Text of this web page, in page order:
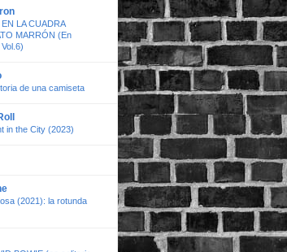
LA CUADRA
MARRÓN (En
de una camiseta
in the City (2023)
(2021): la rotunda